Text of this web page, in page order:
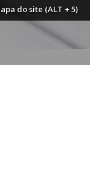
do site (ALT + 5)